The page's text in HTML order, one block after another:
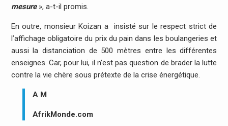
mesure», a-t-il promis.
En outre, monsieur Koizan a insisté sur le respect strict de
l’affichage obligatoire du prix du pain dans les boulangeries et
aussi la distanciation de 500 mètres entre les différentes
enseignes. Car, pour lui, il n’est pas question de brader la lutte
contre la vie chère sous prétexte de la crise énergétique.
A M
AfrikMonde.com